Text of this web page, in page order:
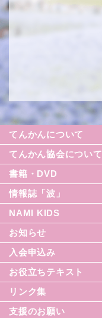
てんかんについて
てんかん協会について
てんかん月間
書籍・DVD
シリーズ援助の実際
てんかん入門シリーズ
なみセレクション
てんかんのDVD
情報誌「波」
NAMI KIDS
お知らせ
入会申込み
お役立ちテキスト
リンク集
支援のお願い